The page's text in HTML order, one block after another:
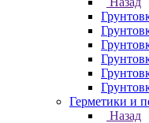
Герметики и
Назад